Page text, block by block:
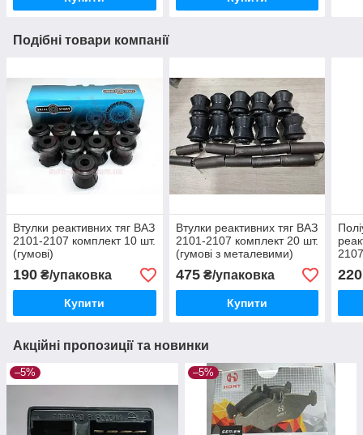
Подібні товари компанії
Втулки реактивних тяг ВАЗ
2101-2107 комплект 10 шт.
(гумові)
190 ₴/упаковка
Купити
Втулки реактивних тяг ВАЗ
2101-2107 комплект 20 шт.
(гумові з металевими)
475₴/упаковка
Купити
220
Акційні пропозиції та новинки
–5% –5%